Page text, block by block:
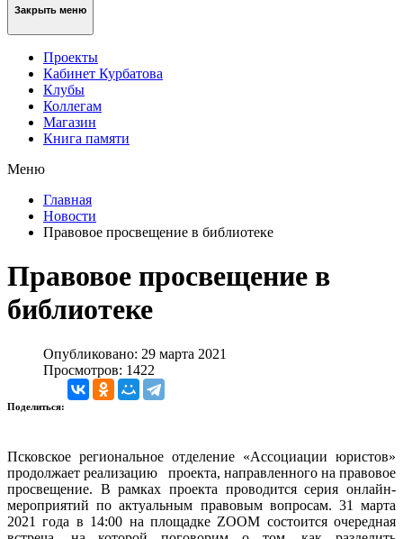
Закрыть меню
Проекты
Кабинет Курбатова
Клубы
Коллегам
Магазин
Книга памяти
Меню
Главная
Новости
Правовое просвещение в библиотеке
Правовое просвещение в
библиотеке
Опубликовано: 29 марта 2021
Просмотров: 1422
Поделиться:
Псковское региональное отделение «Ассоциации юристов»
продолжает реализацию проекта, направленного на правовое
просвещение. В рамках проекта проводится серия онлайн-
мероприятий по актуальным правовым вопросам. 31 марта
2021 года в 14:00 на площадке ZOOM состоится очередная